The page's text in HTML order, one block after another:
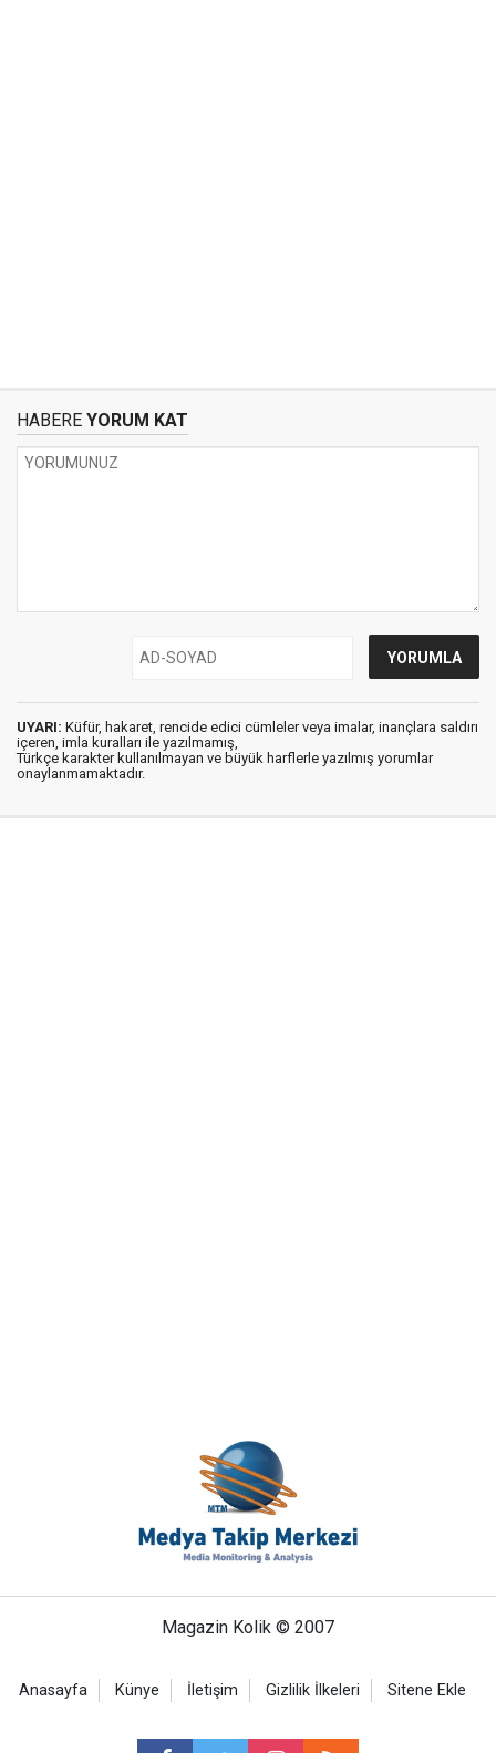
HABERE YORUM KAT
UYARI: Küfür, hakaret, rencide edici cümleler veya imalar, inançlara saldırı
içeren, imla kuralları ile yazılmamış,
Türkçe karakter kullanılmayan ve büyük harflerle yazılmış yorumlar
onaylanmamaktadır.
Magazin Kolik © 2007
Anasayfa Künye İletişim Gizlilik İlkeleri Sitene Ekle